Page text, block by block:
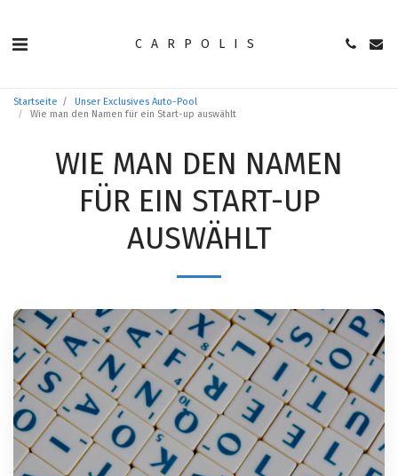
CARPOLIS
Startseite
Unser Exclusives Auto-Pool
Wie man den Namen für ein Start-up auswählt
WIE MAN DEN NAMEN
FÜR EIN START-UP
AUSWÄHLT